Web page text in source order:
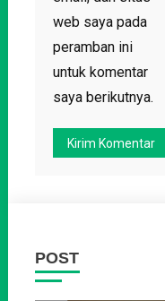
web saya pada
peramban ini
untuk komentar
saya berikutnya.
POST